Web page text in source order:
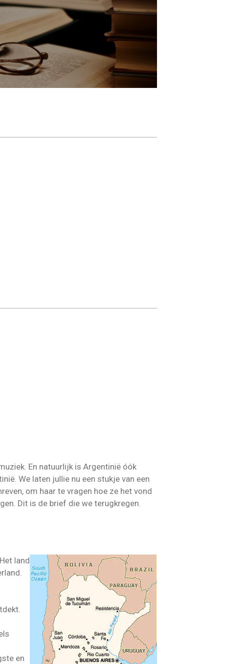
En natuurlijk is Argentinië óók
We laten jullie nu een stukje van een
om haar te vragen hoe ze het vond
Dit is de brief die we terugkregen.
land
en